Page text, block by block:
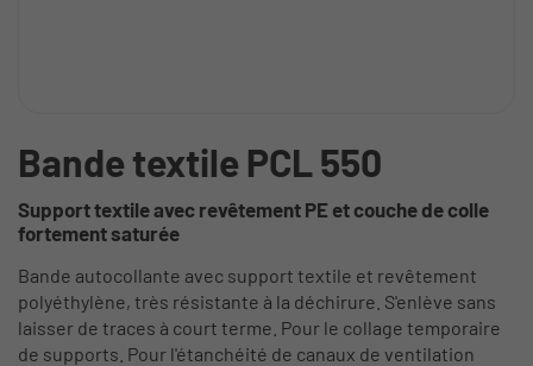
Bande textile PCL 550
Support textile avec revêtement PE et couche de colle
fortement saturée
Bande autocollante avec support textile et revêtement
polyéthylène, très résistante à la déchirure. S'enlève sans
laisser de traces à court terme. Pour le collage temporaire
de supports. Pour l'étanchéité de canaux de ventilation